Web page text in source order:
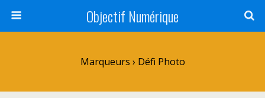
Objectif Numérique
Marqueurs › Défi Photo